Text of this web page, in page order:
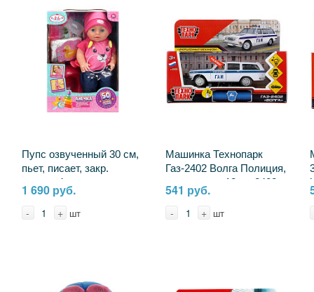
Пупс озвученный 30 см,
пьет, писает, закр.
глазки, 4 аксессуара
КАРАПУЗ Y30BB-MID-
JEANS-25-RU
1 690 руб.
- + шт
Машинка Технопарк
Газ-2402 Волга Полиция,
свет и звук, 12 см 2402-
12SLPOL-WH
541 руб.
- + шт